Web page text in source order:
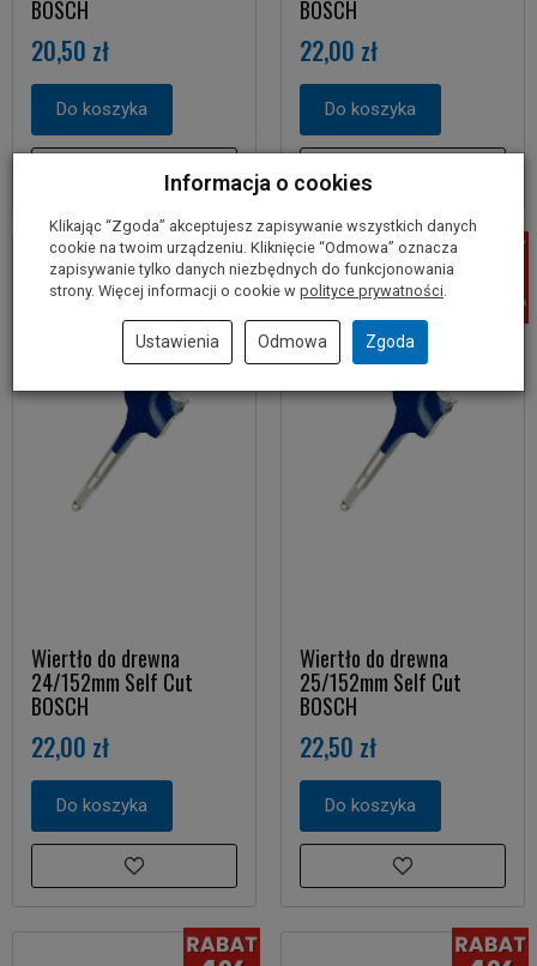
BOSCH
20,50 zł
Do koszyka
BOSCH
22,00 zł
Do koszyka
Wiertło do drewna
24/152mm Self Cut
BOSCH
22,00 zł
Do koszyka
Wiertło do drewna
25/152mm Self Cut
BOSCH
22,50 zł
Do koszyka
Informacja o cookies
Klikając “Zgoda” akceptujesz zapisywanie wszystkich danych
cookie na twoim urządzeniu. Kliknięcie “Odmowa” oznacza
zapisywanie tylko danych niezbędnych do funkcjonowania
strony. Więcej informacji o cookie w polityce prywatności
Ustawienia Odmowa Zgoda